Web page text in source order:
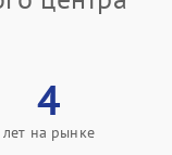
4
лет на рынке